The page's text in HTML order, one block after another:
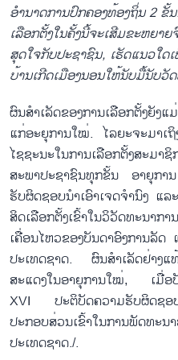
ອຳນາດການປົກຄອງທ້ອງຖິ່ນ 2
ເລືອກຕັ້ງໃນຄັ້ງນີ້ຈະເສີມຂະຫຍ
ສຸດໃຈກັບປະຊາຊົນ, ເຮັດແນວໃດ
ບ້ານເກີດເມືອງນອນໃຫ້ນັບມື້ນັບວັ
ຜົນສຳເລັດຂອງການເລືອກຕັ້ງຍັງ
ແກ່ອະຍຸການໃໝ່. ໄລຍະຈະມາເ
ໄຊຊະນະໃນການເລືອກຕັ້ງສະມ
ສະພາປະຊາຊົນທຸກຂັ້ນ ອາຍຸ
ຮັບຜິດຊອບນຳເອົາເຈດຈຳນົງ ແ
ສິດເລືອກຕັ້ງເຂົ້າໃນວິວັດທະ
ເຄື່ອນໄຫວຂອງບັນດາອົງການລັ
ປະເທດຊາດ. ຜົນສຳເລັດຢ່າງແ
ສະແດງໃນອາຍຸການໃໝ່, ເມື່ອ
XVI ປະຕິບັດຄວາມຮັບຜິດຊອ
ປະກອບສ່ວນເຂົ້າໃນການພັດທະ
ປະເທດຊາດ./.